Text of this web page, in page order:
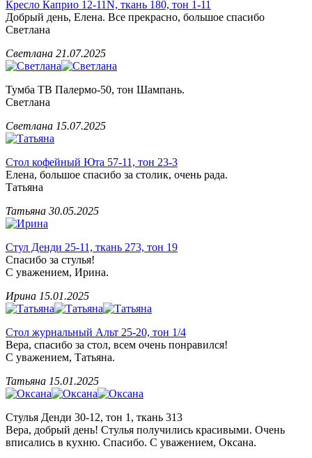
Кресло Каприо 12-11N, ткань 180, тон 1-11
Добрый день, Елена. Все прекрасно, большое спасибо
Светлана
Светлана 21.07.2025
Тумба ТВ Палермо-50, тон Шампань.
Светлана
Светлана 15.07.2025
Стол кофейный Юта 57-11, тон 23-3
Елена, большое спасибо за столик, очень рада.
Татьяна
Татьяна 30.05.2025
Стул Денди 25-11, ткань 273, тон 19
Спасибо за стулья!
С уважением, Ирина.
Ирина 15.01.2025
Стол журнальный Альт 25-20, тон 1/4
Вера, спасибо за стол, всем очень понравился!
С уважением, Татьяна.
Татьяна 15.01.2025
Стулья Денди 30-12, тон 1, ткань 313
Вера, добрый день! Стулья получились красивыми. Очень
вписались в кухню. Спасибо. С уважением, Оксана.